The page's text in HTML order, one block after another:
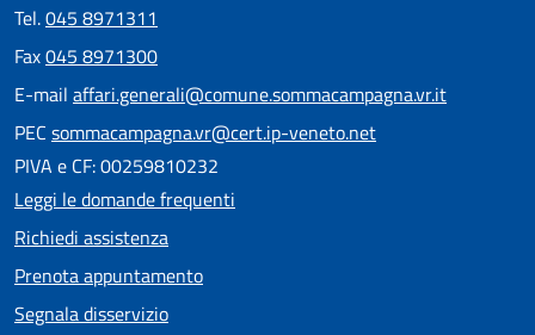
Tel.045 8971311
Fax045 8971300
E-mail affari.generali@comune.sommacampagna.vr.it
PEC sommacampagna.vr@cert.ip-veneto.net
PIVA e CF: 00259810232
Leggi le domande frequenti
Richiedi assistenza
Prenota appuntamento
Segnala disservizio